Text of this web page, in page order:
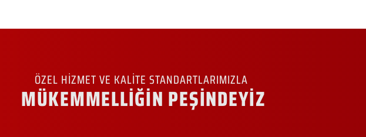
ÖZEL HİZMET VE KALİTE STANDARTLARIMIZLA
MÜKEMMELLİĞİN PEŞİNDEYİZ